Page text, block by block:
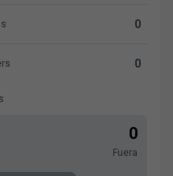
Mirandés 0 0
CD Mirandés 0 0
0
Fuera